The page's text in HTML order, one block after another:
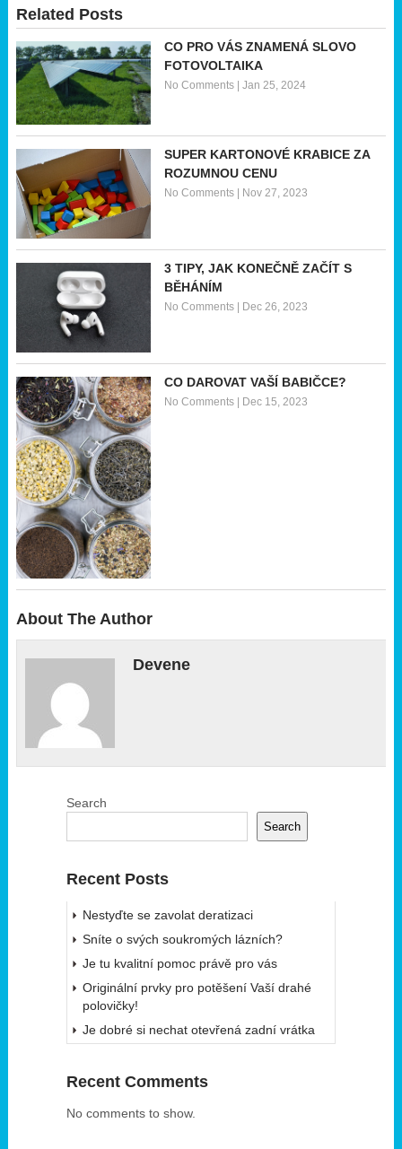
Related Posts
CO PRO VÁS ZNAMENÁ SLOVO
FOTOVOLTAIKA
No Comments| Jan 25, 2024
SUPER KARTONOVÉ KRABICE ZA
ROZUMNOU CENU
No Comments| Nov 27, 2023
3 TIPY, JAK KONEČNĚ ZAČÍT S
BĚHÁNÍM
No Comments| Dec 26, 2023
CO DAROVAT VAŠÍ BABIČCE?
No Comments| Dec 15, 2023
About The Author
Devene
Search
Search
Recent Posts
Nestyďte se zavolat deratizaci
Sníte o svých soukromých lázních?
Je tu kvalitní pomoc právě pro vás
Originální prvky pro potěšení Vaší drahé
polovičky!
Je dobré si nechat otevřená zadní vrátka
Recent Comments
No comments to show.